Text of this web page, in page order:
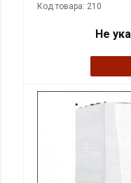
Код товара: 210
Не